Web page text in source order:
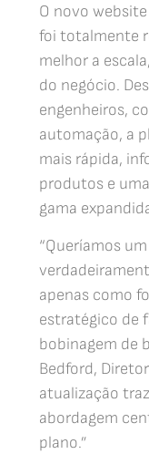
O novo
foi totalmente
melhor a
do negócio.
engenheiros,
automação, a
mais rápida,
produtos e
gama
“Queríamos
apenas como
estratégico de
bobinagem de
Bedford,
atualização
abordagem
plano.”